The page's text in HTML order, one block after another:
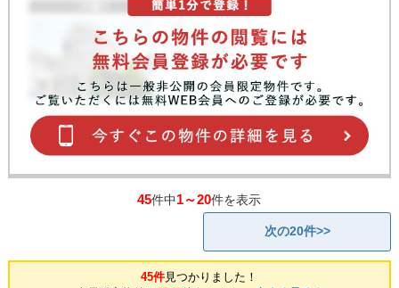
45件中1～20件を表示
次の20件>>
45件見つかりました！